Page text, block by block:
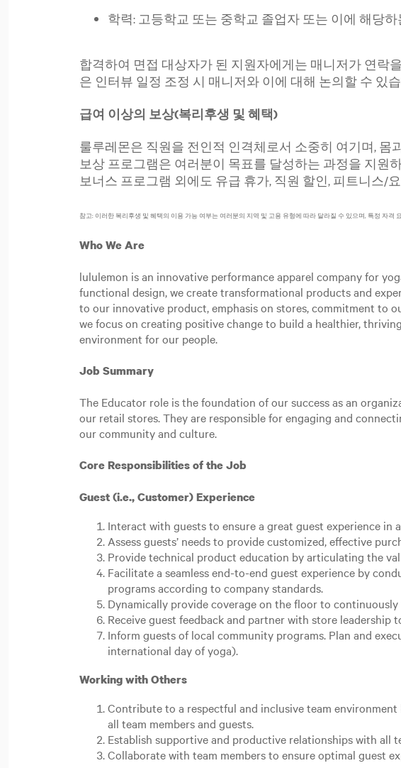
학력: 고등학교 또는 중학교 졸업자 또는 이에 해당
합격하여 면접 대상자가 된 지원자에게는 매니저가 연락
은 인터뷰 일정 조정 시 매니저와 이에 대해 논의할 수 있
급여 이상의 보상(복리후생 및 혜택)
룰루레몬은 직원을 전인적 인격체로서 소중히 여기며,
보상 프로그램은 여러분이 목표를 달성하는 과정을 지원
보너스 프로그램 외에도 유급 휴가, 직원 할인, 피트니스/
참고: 이러한 복리후생 및 혜택의 이용 가능 여부는 여러분의 지역 및 고용 유형에 따라 달라질 수 있으며, 특정 자
Who We Are
lululemon is an innovative performance apparel company for
functional design, we create transformational products and
to our innovative product, emphasis on stores, commitment to
we focus on creating positive change to build a healthier,
environment for our people.
Job Summary
The Educator role is the foundation of our success as an
our retail stores. They are responsible for engaging and
our community and culture.
Core Responsibilities of the Job
Guest (i.e., Customer) Experience
Interact with guests to ensure a great guest experience in
Assess guests’ needs to provide customized, effective
Provide technical product education by articulating the
Facilitate a seamless end-to-end guest experience by
programs according to company standards.
Dynamically provide coverage on the floor to
Receive guest feedback and partner with store
Inform guests of local community programs. Plan and
international day of yoga).
Working with Others
Contribute to a respectful and inclusive team
all team members and guests.
Establish supportive and productive relationships with all
Collaborate with team members to ensure optimal guest